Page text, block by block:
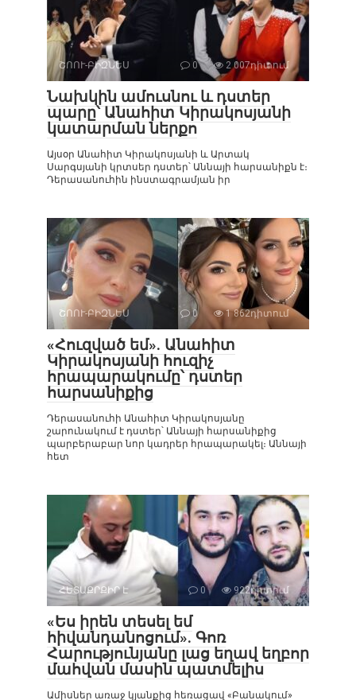
ՇՈՈՒ-ԲԻԶՆԵՍ 0 2 007դիտում
Նախկին ամուսնու և դստեր
պարը՝ Անահիտ Կիրակոսյանի
կատարման ներքո
Այսօր Անահիտ Կիրակոսյանի և Արտակ
Սարգսյանի կրտսեր դստեր՝ Աննայի հարսանիքն է։
Դերասանուհին ինստագրամյան իր
ՇՈՈՒ-ԲԻԶՆԵՍ 0 1 862դիտում
«Հուզված եմ». Անահիտ
Կիրակոսյանի հուզիչ
հրապարակումը՝ դստեր
հարսանիքից
Դերասանուհի Անահիտ Կիրակոսյանը
շարունակում է դստեր՝ Աննայի հարսանիքից
պարբերաբար նոր կադրեր հրապարակել։ Աննայի
հետ
ՀԵՏԱՔՐՔԻՐ Է 0 922դիտում
«Ես իրեն տեսել եմ
հիվանդանոցում». Գոռ
Հարությունյանը լաց եղավ եղբոր
մահվան մասին պատմելիս
Ամիսներ առաջ կյանքից հեռացավ «Բանակում»